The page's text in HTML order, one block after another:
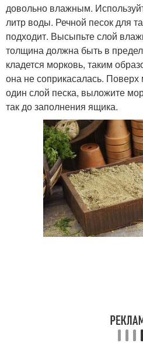
довольно влажным.
литр воды. Речной песок для
подходит. Высыпьте слой
толщина должна быть в
кладется морковь, таким
она не соприкасалась.
один слой песка, выложите
так до заполнения ящика.